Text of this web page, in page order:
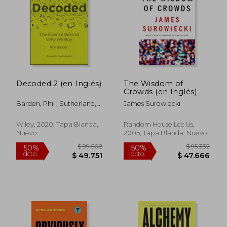
dcto. $ 55.820 dcto.
Decoded 2 (en Inglés)
Barden, Phil ; Sutherland,
Wiley, 2020, Tapa Blanda,
Nuevo
The Wisdom of
Crowds (en Inglés)
James Surowiecki
Random House Lcc Us,
2005, Tapa Blanda, Nuevo